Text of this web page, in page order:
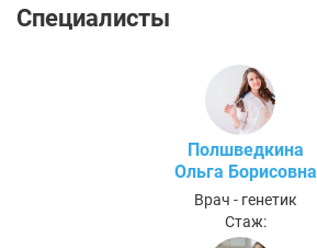
Специалисты
Полшведкина
Ольга Борисовна
Врач - генетик
Стаж: